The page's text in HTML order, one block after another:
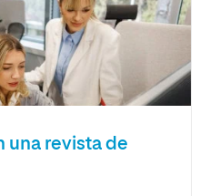
una revista de